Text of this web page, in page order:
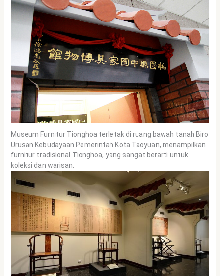
Museum Furnitur Tionghoa terletak di ruang bawah tanah Biro
Urusan Kebudayaan Pemerintah Kota Taoyuan, menampilkan
furnitur tradisional Tionghoa, yang sangat berarti untuk
koleksi dan warisan.